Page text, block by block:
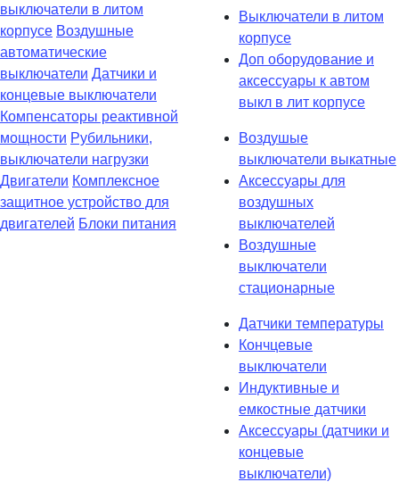
выключатели в литом
корпусе Воздушные
автоматические
выключатели Датчики и
концевые выключатели
Компенсаторы реактивной
мощности Рубильники,
выключатели нагрузки
Двигатели Комплексное
защитное устройство для
двигателей Блоки питания
Выключатели в литом
корпусе
Доп оборудование и
аксессуары к автом
выкл в лит корпусе
Воздушые
выключатели выкатные
Аксессуары для
воздушных
выключателей
Воздушные
выключатели
стационарные
Датчики температуры
Кончцевые
выключатели
Индуктивные и
емкостные датчики
Аксессуары (датчики и
концевые
выключатели)